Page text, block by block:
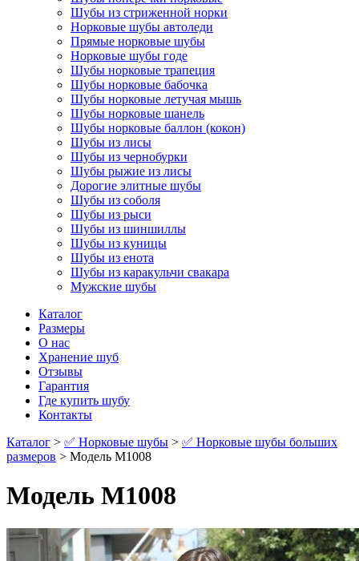
Шубы из стриженной норки
Норковые шубы автоледи
Прямые норковые шубы
Норковые шубы годе
Шубы норковые трапеция
Шубы норковые бабочка
Шубы норковые летучая мышь
Шубы норковые шанель
Шубы норковые баллон (кокон)
Шубы из лисы
Шубы из чернобурки
Шубы рыжие из лисы
Дорогие элитные шубы
Шубы из соболя
Шубы из рыси
Шубы из шиншиллы
Шубы из куницы
Шубы из енота
Шубы из каракульчи свакара
Мужские шубы
Каталог
Размеры
О нас
Хранение шуб
Отзывы
Гарантия
Где купить шубу
Контакты
Каталог > ✅ Норковые шубы > ✅ Норковые шубы больших
размеров > Модель М1008
Модель М1008